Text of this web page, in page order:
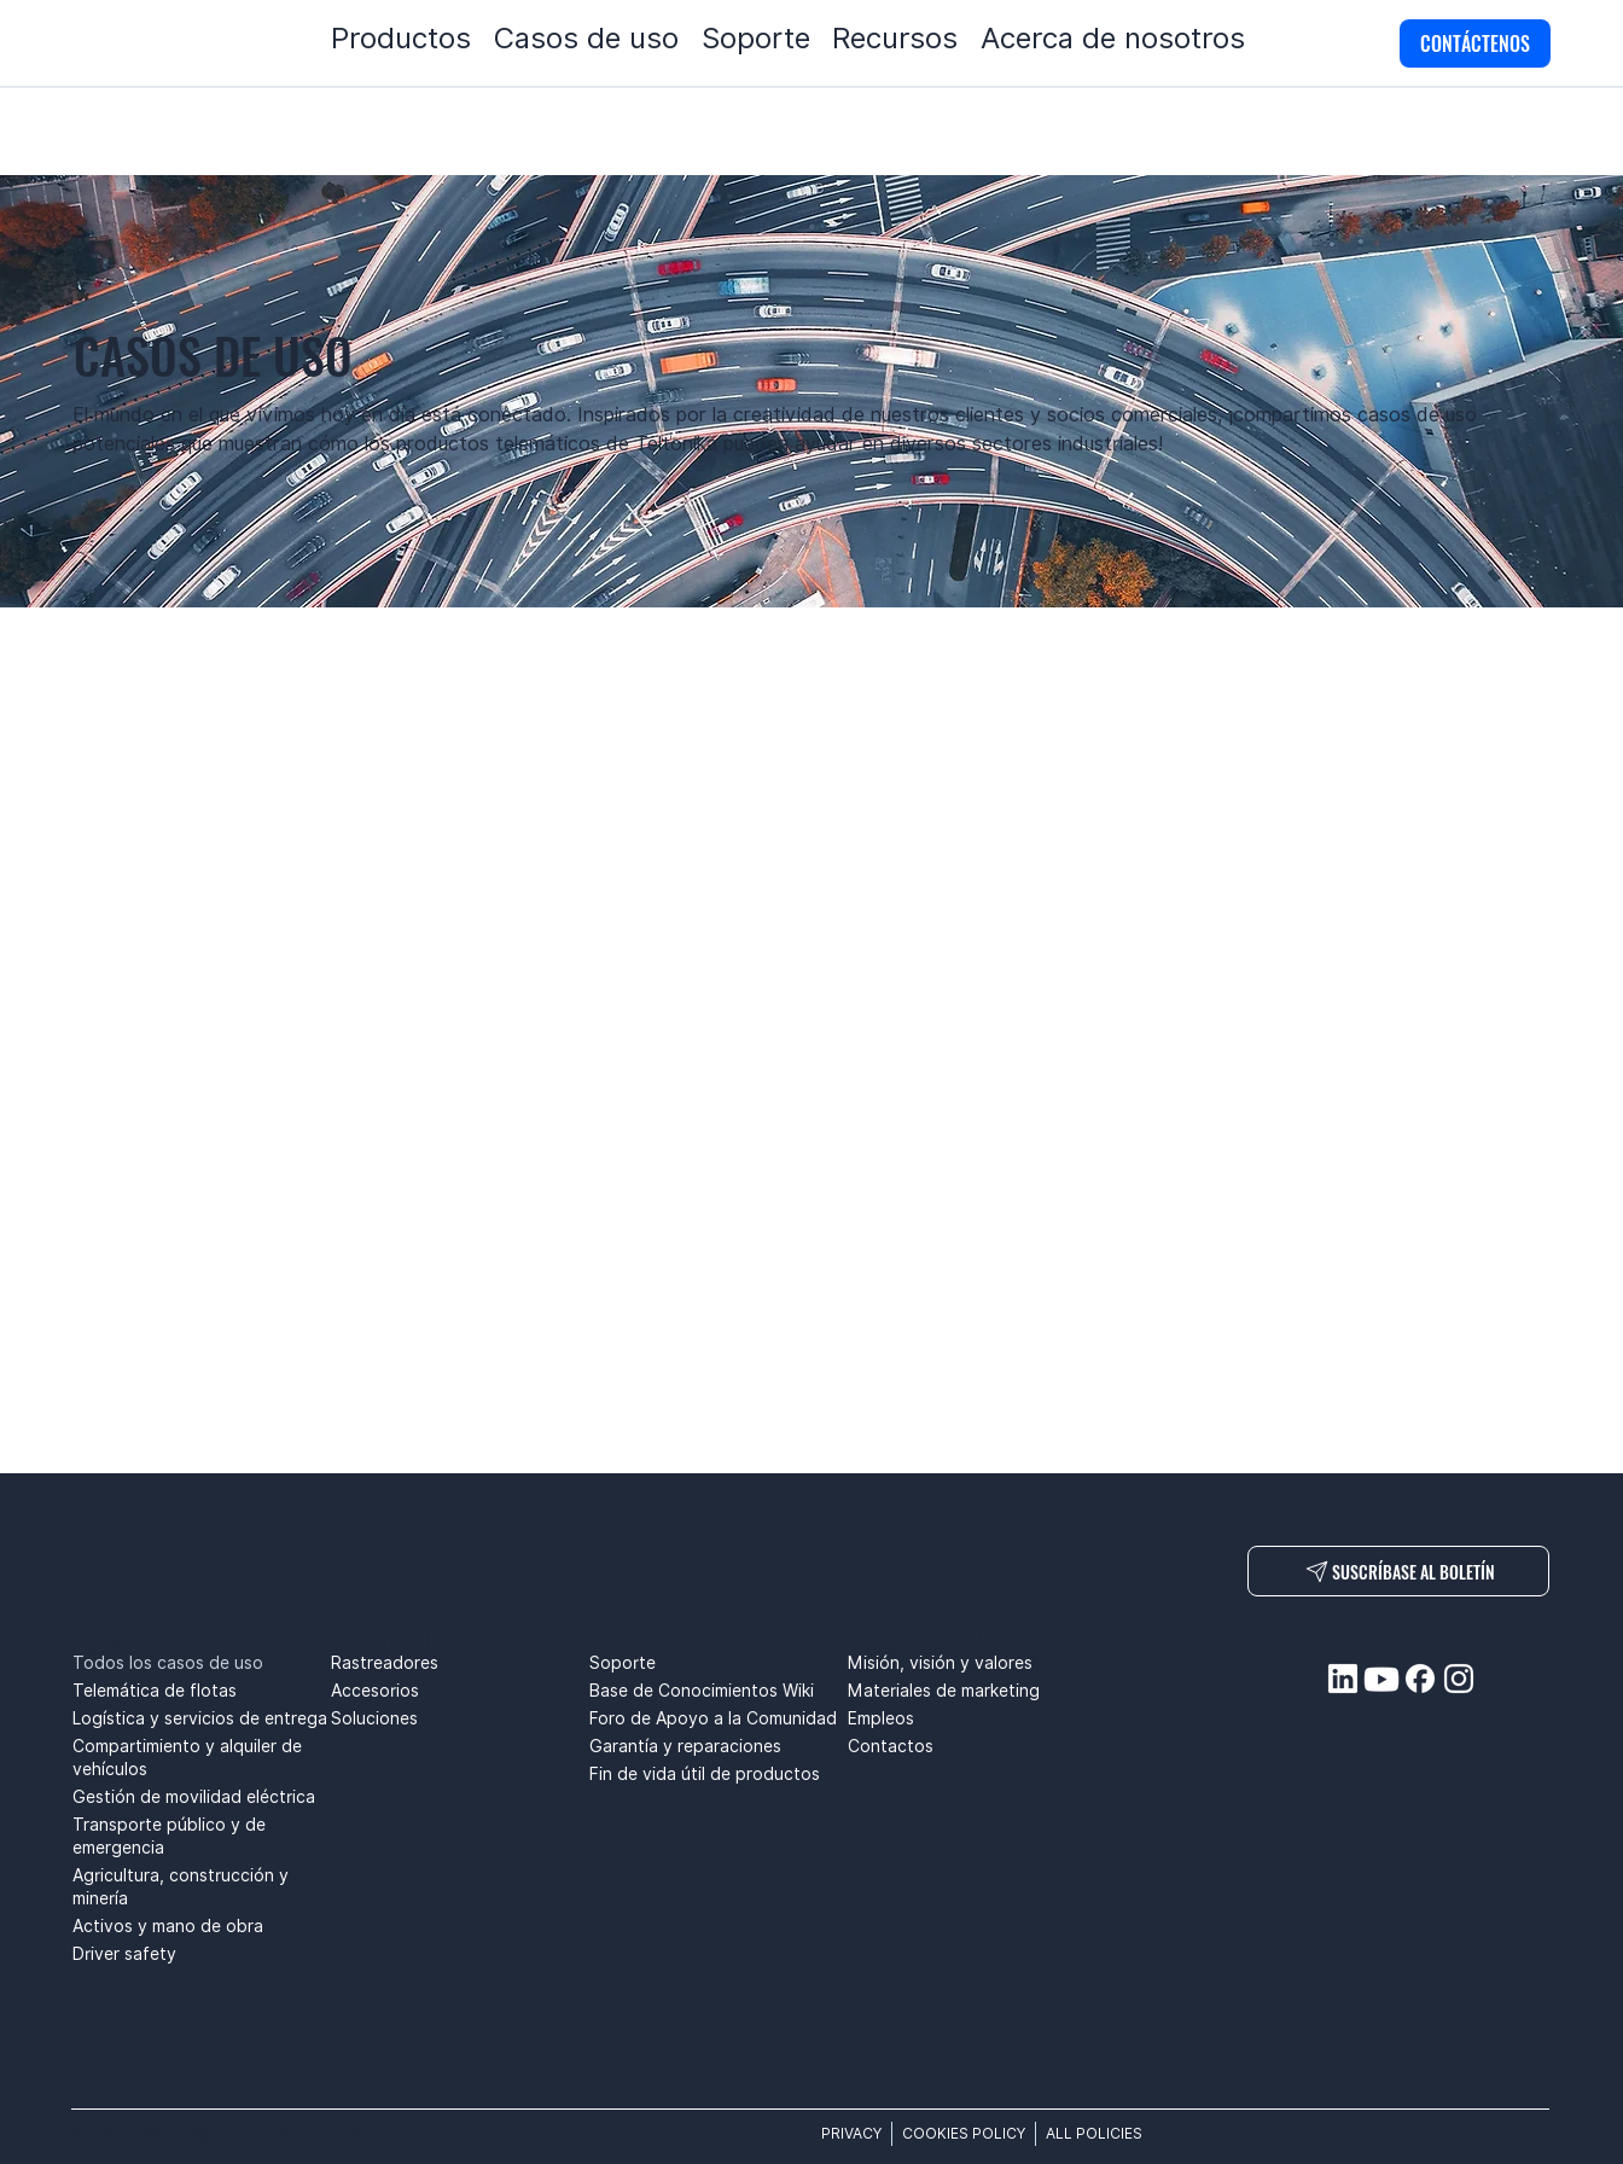
Productos Casos de uso Soporte Recursos Acerca de nosotros CONTÁCTENOS
CASOS DE USO
El mundo en el que vivimos hoy en día está conectado. Inspirados por la creatividad de nuestros clientes y socios comerciales, ¡compartimos casos de uso
potenciales que muestran cómo los productos telemáticos de Teltonika pueden ayudar en diversos sectores industriales!
CASOS DE USO
Todos los casos de uso
Telemática de flotas
Logística y servicios de entrega
Compartimiento y alquiler de
vehículos
Gestión de movilidad eléctrica
Transporte público y de
emergencia
Agricultura, construcción y
minería
Activos y mano de obra
Driver safety
PRODUCTOS
Rastreadores
Accesorios
Soluciones
SOPORTE
Soporte
Base de Conocimientos Wiki
Foro de Apoyo a la Comunidad
Garantía y reparaciones
Fin de vida útil de productos
ACERCA DE NOSOTROS
Misión, visión y valores
Materiales de marketing
Empleos
Contactos
SUSCRÍBASE AL BOLETÍN
PRIVACY COOKIES POLICY ALL POLICIES